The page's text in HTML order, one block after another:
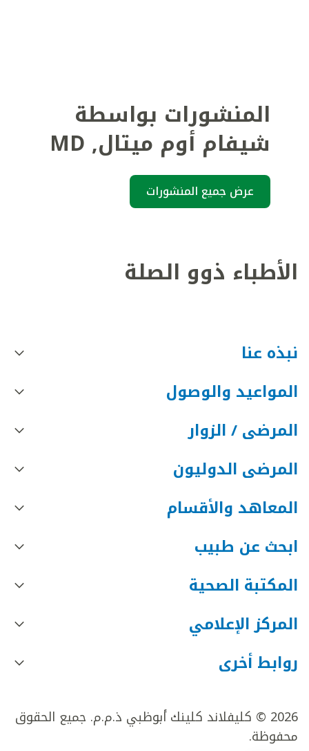
المنشورات بواسطة
شيفام أوم ميتال,
MD
عرض جميع المنشورات
الأطباء ذوو الصلة
نبذه عنا
المواعيد والوصول
المرضى / الزوار
المرضى الدوليون
المعاهد والأقسام
ابحث عن طبيب
المكتبة الصحية
المركز الإعلامي
روابط أخرى
2026 © كليفلاند كلينك أبوظبي ذ.م.م. جميع الحقوق
محفوظة.